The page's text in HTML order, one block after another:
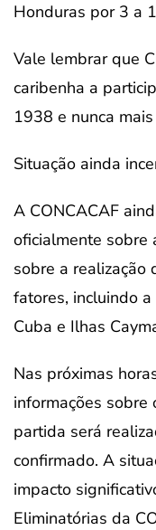
Honduras por 3 a
Vale lembrar que
caribenha a
1938 e nunca
Situação ainda
A CONCACAF
oficialmente sobre
sobre a
fatores, incluindo
Cuba e Ilhas
Nas próximas
informações sobre
partida será
confirmado. A
impacto
Eliminatórias da